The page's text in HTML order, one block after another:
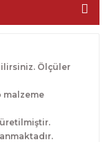
Ölçüler
malzeme